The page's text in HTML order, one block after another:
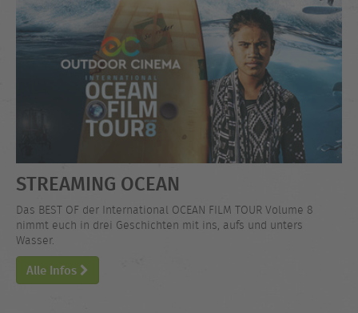
STREAMING OCEAN
Das BEST OF der International OCEAN FILM TOUR Volume 8
nimmt euch in drei Geschichten mit ins, aufs und unters
Wasser.
Alle Infos